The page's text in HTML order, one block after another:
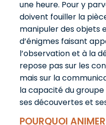
une heure. Pour y
doivent fouiller la
manipuler des objets
d’énigmes faisant
l’observation et à la
repose pas sur les
mais sur la
la capacité du
ses découvertes et
POURQUOI